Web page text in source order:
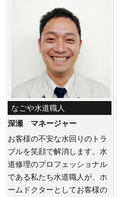
なごや水道職人
深瀬 マネージャー
お客様の不安な水回りのトラ
ブルを笑顔で解消します。水
道修理のプロフェッショナル
である私たち水道職人が、ホ
ームドクターとしてお客様の